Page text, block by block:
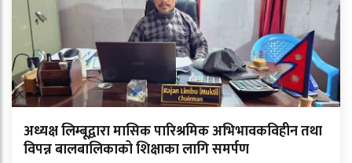
अध्यक्ष लिम्बूद्वारा मासिक पारिश्रमिक अभिभावकविहीन तथा
विपन्न बालबालिकाको शिक्षाका लागि समर्पण